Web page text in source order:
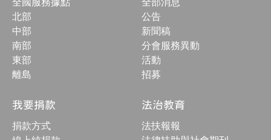
北部
中部
南部
東部
離島
公告
新聞稿
分會服務異動
活動
招募
我要捐款
捐款方式
法治教育
法扶報報